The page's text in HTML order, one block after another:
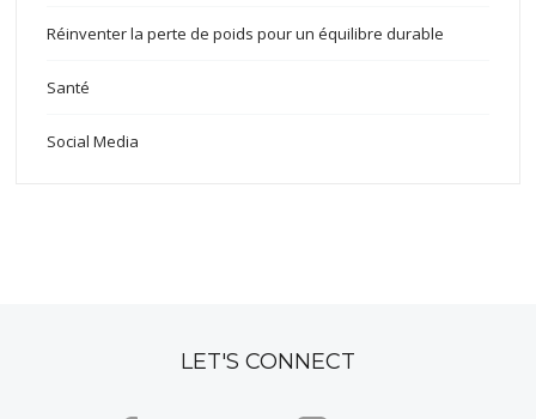
Réinventer la perte de poids pour un équilibre durable
Santé
Social Media
LET'S CONNECT